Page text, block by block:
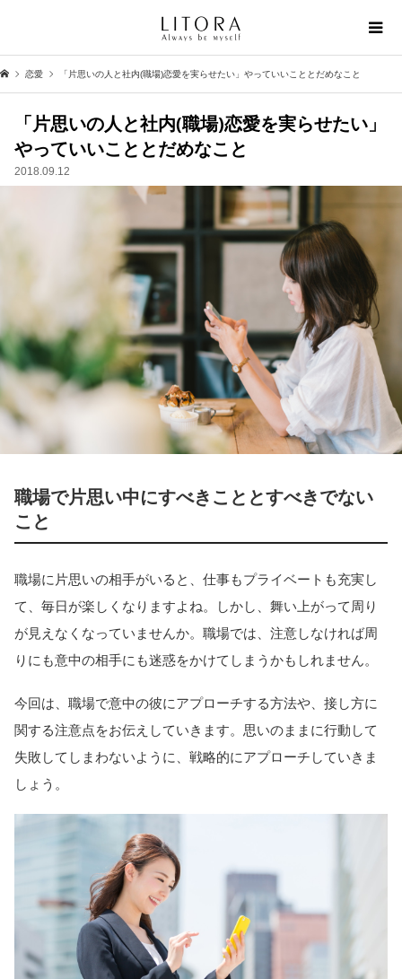
恋愛 「片思いの人と社内(職場)恋愛を実らせたい」やっていいこととだめなこと
「片思いの人と社内(職場)恋愛を実らせたい」
やっていいこととだめなこと
2018.09.12
職場で片思い中にすべきこととすべきでない
こと
職場に片思いの相手がいると、仕事もプライベートも充実し
て、毎日が楽しくなりますよね。しかし、舞い上がって周り
が見えなくなっていませんか。職場では、注意しなければ周
りにも意中の相手にも迷惑をかけてしまうかもしれません。
今回は、職場で意中の彼にアプローチする方法や、接し方に
関する注意点をお伝えしていきます。思いのままに行動して
失敗してしまわないように、戦略的にアプローチしていきま
しょう。